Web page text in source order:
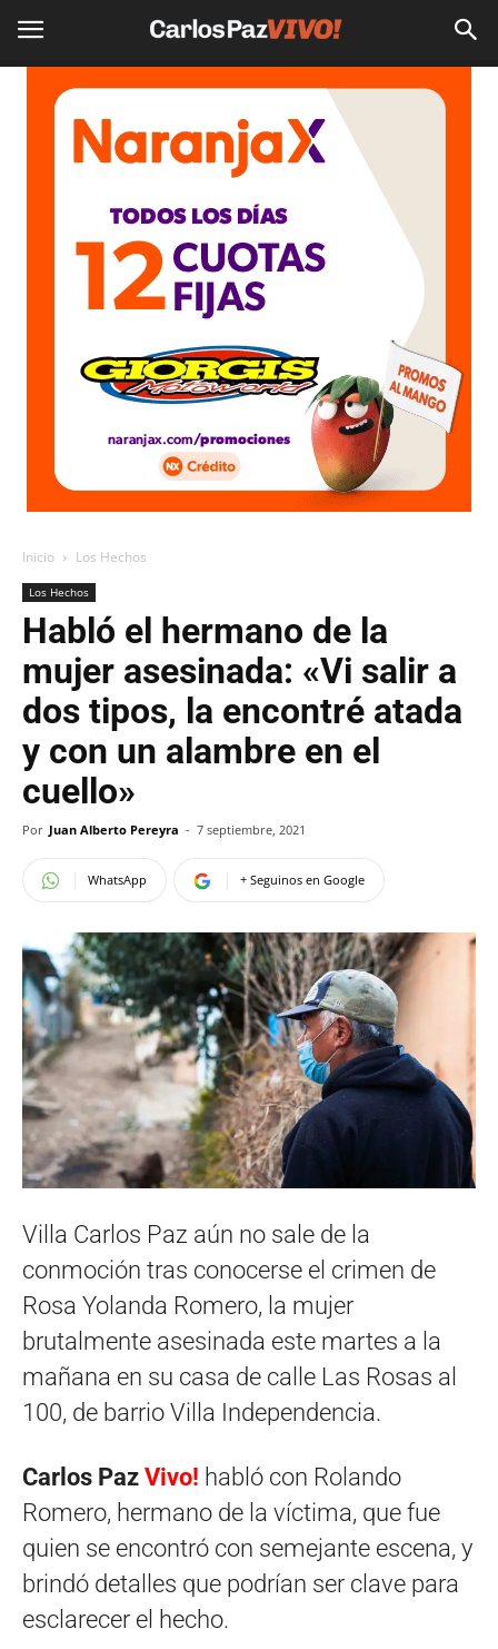
Inicio Los Hechos
Los Hechos
Habló el hermano de la
mujer asesinada: «Vi salir a
dos tipos, la encontré atada
y con un alambre en el
cuello»
Por Juan Alberto Pereyra - 7 septiembre, 2021
WhatsApp + Seguinos en Google
Villa Carlos Paz aún no sale de la
conmoción tras conocerse el crimen de
Rosa Yolanda Romero, la mujer
brutalmente asesinada este martes a la
mañana en su casa de calle Las Rosas al
100, de barrio Villa Independencia.
Carlos Paz Vivo! habló con Rolando
Romero, hermano de la víctima, que fue
quien se encontró con semejante escena, y
brindó detalles que podrían ser clave para
esclarecer el hecho.